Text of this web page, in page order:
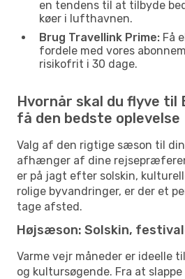
en tendens til at tilbyde
køer i lufthavnen.
Brug Travellink Prime: Få
fordele med vores
risikofrit i 30 dage.
Hvornår skal du flyve
få den bedste oplevelse
Valg af den rigtige sæson til
afhænger af dine
er på jagt efter solskin,
rolige byvandringer, er der et
tage afsted.
Højsæson: Solskin,
Varme vejr måneder er ideelle
og kultursøgende. Fra at